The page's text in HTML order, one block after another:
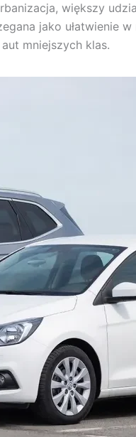
większy
jako ułatwienie
mniejszych klas.